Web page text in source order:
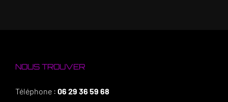
NOUS TROUVER
Téléphone : 06 29 36 59 68